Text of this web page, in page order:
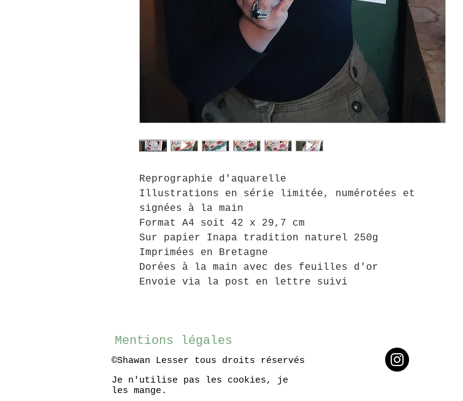
Reprographie d'aquarelle
Illustrations en série limitée, numérotées et
signées à la main
Format A4 soit 42 x 29,7 cm
Sur papier Inapa tradition naturel 250g
Imprimées en Bretagne
Dorées à la main avec des feuilles d'or
Envoie via la post en lettre suivi
Mentions légales
©Shawan Lesser tous droits réservés.
Je n'utilise pas les cookies, je
les mange.